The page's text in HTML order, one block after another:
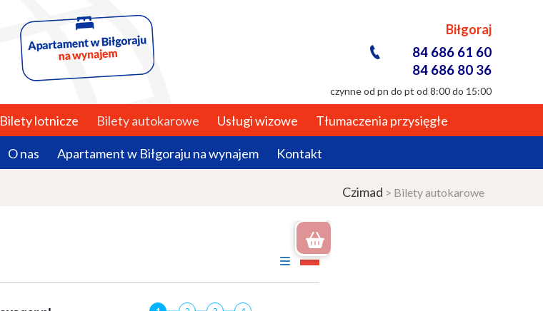
Biłgoraj
84 686 61 60
84 686 80 36
czynne od pn do pt od 8:00 do 15:00
Bilety lotnicze Bilety autokarowe Usługi wizowe Tłumaczenia przysięgłe
O nas Apartament w Biłgoraju na wynajem Kontakt
Czimad > Bilety autokarowe